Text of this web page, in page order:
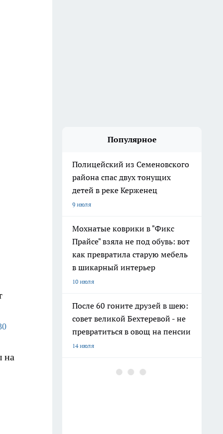
на
Популярное
Полицейский из Семеновского
района спас двух тонущих
детей в реке Керженец
9 июля
Мохнатые коврики в "Фикс
Прайсе" взяла не под обувь: вот
как превратила старую мебель
в шикарный интерьер
10 июля
После 60 гоните друзей в шею:
совет великой Бехтеревой - не
превратиться в овощ на пенсии
14 июля
Гигант с нежной душой: как